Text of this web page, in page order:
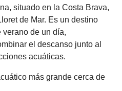
situado en la Costa Brava,
de Mar. Es un destino
de un día,
el descanso junto al
acuáticas.